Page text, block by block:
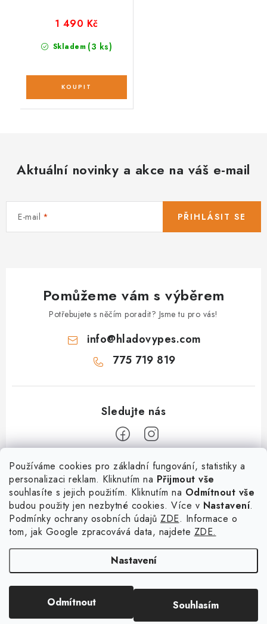
Používáme cookies pro základní fungování, statistiky a
personalizaci reklam. Kliknutím na Přijmout vše
souhlasíte s jejich použitím. Kliknutím na Odmítnout vše
budou použity jen nezbytné cookies. Více v Nastavení.
Podmínky ochrany osobních údajů ZDE. Informace o
tom, jak Google zpracovává data, najdete ZDE.
Nastavení
Odmítnout Souhlasím
Skladem (3 ks)
1 490 Kč
Aktuální novinky a akce na váš e-mail
E-mail PŘIHLÁSIT SE
Pomůžeme vám s výběrem
Potřebujete s něčím poradit? Jsme tu pro vás!
info@hladovypes.com
775 719 819
Informace
O nás
Kontakty
Výměna, vrácení a reklamace
Služby
PetExpert - pojištění psů
Pujčení paddleboardu a psí plovací vesty
Vytvořil Shoptet
. Všechna práva vyhrazena.Upravit nastavení